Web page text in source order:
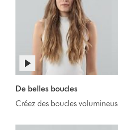
De belles boucles
Créez des boucles